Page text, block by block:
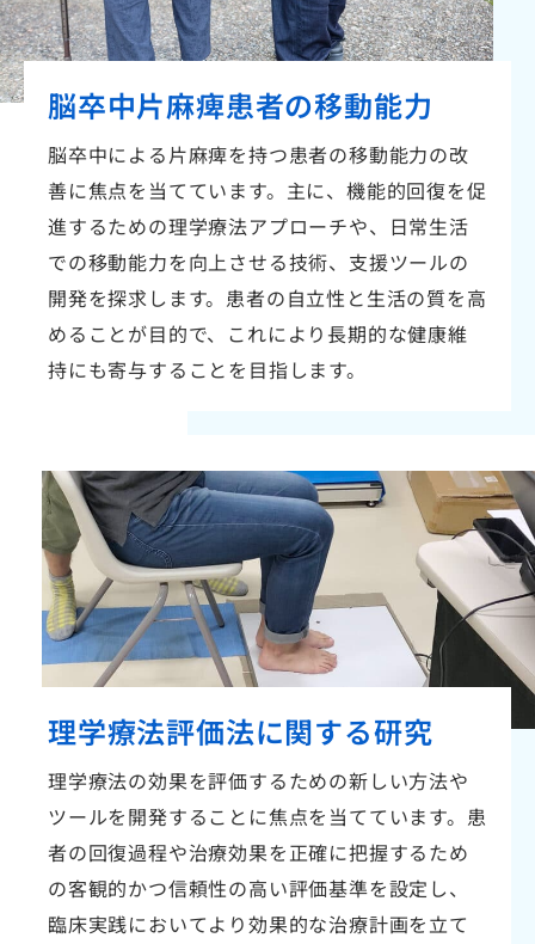
脳卒中片麻痺患者の移動能力
脳卒中による片麻痺を持つ患者の移動能力の改
善に焦点を当てています。主に、機能的回復を促
進するための理学療法アプローチや、日常生活
での移動能力を向上させる技術、支援ツールの
開発を探求します。患者の自立性と生活の質を高
めることが目的で、これにより長期的な健康維
持にも寄与することを目指します。
理学療法評価法に関する研究
理学療法の効果を評価するための新しい方法や
ツールを開発することに焦点を当てています。患
者の回復過程や治療効果を正確に把握するため
の客観的かつ信頼性の高い評価基準を設定し、
臨床実践においてより効果的な治療計画を立て